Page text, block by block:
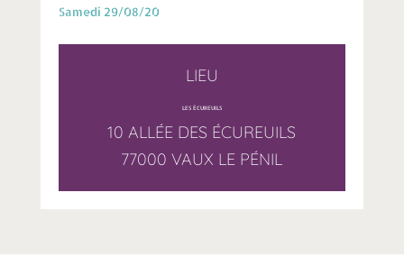
Samedi 29/08/20
LIEU
LES ÉCUREUILS
10 ALLÉE DES ÉCUREUILS
77000 VAUX LE PÉNIL